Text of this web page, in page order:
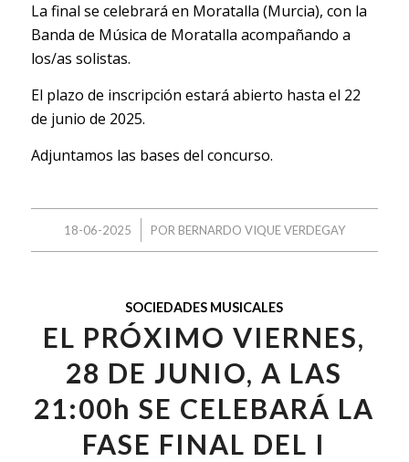
La final se celebrará en Moratalla (Murcia), con la
Banda de Música de Moratalla acompañando a
los/as solistas.
El plazo de inscripción estará abierto hasta el 22
de junio de 2025.
Adjuntamos las bases del concurso.
18-06-2025
/ POR BERNARDO VIQUE VERDEGAY
SOCIEDADES MUSICALES
EL PRÓXIMO VIERNES,
28 DE JUNIO, A LAS
21:00h SE CELEBARÁ LA
FASE FINAL DEL I